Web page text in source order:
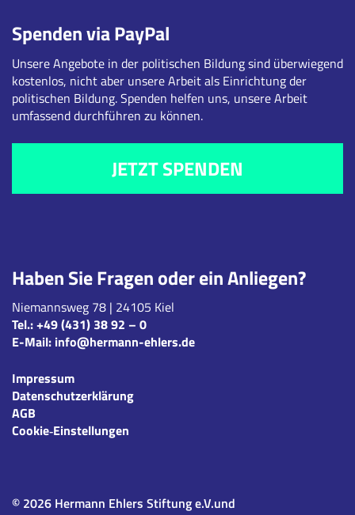
Haben Sie Fragen oder ein Anliegen?
Niemannsweg 78 | 24105 Kiel
Tel.:+49 (431) 38 92 – 0
E-Mail: info@hermann-ehlers.de
Impressum
Datenschutzerklärung
AGB
Cookie‑Einstellungen
Spenden via PayPal
Unsere Angebote in der politischen Bildung sind überwiegend
kostenlos, nicht aber unsere Arbeit als Einrichtung der
politischen Bildung. Spenden helfen uns, unsere Arbeit
umfassend durchführen zu können.
JETZT SPENDEN
© 2026 Hermann Ehlers Stiftung e.V.und